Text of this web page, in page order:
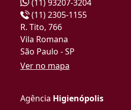
(11) 93207-3204
(11) 2305-1155
R. Tito, 766
Vila Romana
São Paulo - SP
Ver no mapa
Agência Higienópolis